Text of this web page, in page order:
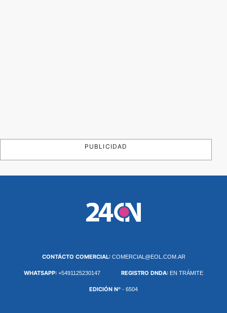
PUBLICIDAD
CONTÁCTO COMERCIAL: COMERCIAL@EOL.COM.AR
WHATSAPP: +5491125230147 REGISTRO DNDA: EN TRÁMITE
EDICIÓN Nº - 6504